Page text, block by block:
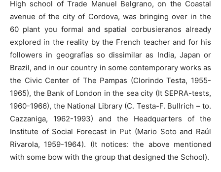
High school of Trade Manuel Belgrano, on the Coastal
avenue of the city of Cordova, was bringing over in the
60 plant you formal and spatial corbusieranos already
explored in the reality by the French teacher and for his
followers in geografías so dissimilar as India, Japan or
Brazil, and in our country in some contemporary works as
the Civic Center of The Pampas (Clorindo Testa, 1955-
1965), the Bank of London in the sea city (It SEPRA-tests,
1960-1966), the National Library (C. Testa-F. Bullrich – to.
Cazzaniga, 1962-1993) and the Headquarters of the
Institute of Social Forecast in Put (Mario Soto and Raúl
Rivarola, 1959-1964). (It notices: the above mentioned
with some bow with the group that designed the School).